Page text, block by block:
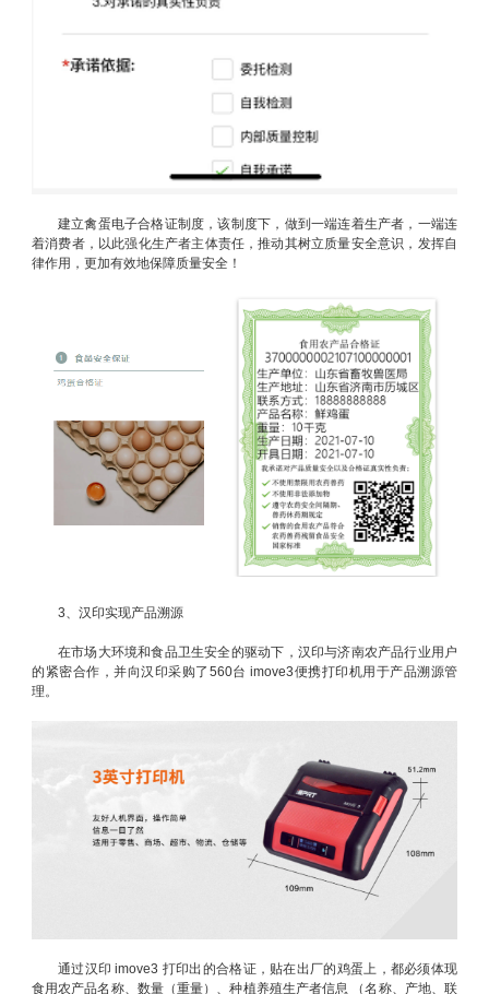
建立禽蛋电子合格证制度，该制度下，做到一端连着生产者，一端连
着消费者，以此强化生产者主体责任，推动其树立质量安全意识，发挥自
律作用，更加有效地保障质量安全！
3、汉印实现产品溯源
在市场大环境和食品卫生安全的驱动下，汉印与济南农产品行业用户
的紧密合作，并向汉印采购了560台 imove3便携打印机用于产品溯源管
理。
通过汉印 imove3 打印出的合格证，贴在出厂的鸡蛋上，都必须体现
食用农产品名称、数量（重量）、种植养殖生产者信息 （名称、产地、联